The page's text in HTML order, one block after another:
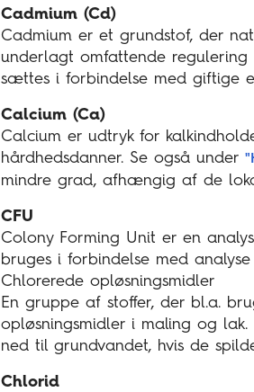
Cadmium (Cd)
Cadmium er et grundstof, der
underlagt omfattende regulering
sættes i forbindelse med giftige
Calcium (Ca)
Calcium er udtryk for
hårdhedsdanner. Se også under
mindre grad, afhængig af de
CFU
Colony Forming Unit er en
bruges i forbindelse med
Chlorerede opløsningsmidler
En gruppe af stoffer, der bl.a.
opløsningsmidler i maling og
ned til grundvandet, hvis de
Chlorid